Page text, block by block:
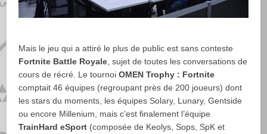
Mais le jeu qui a attiré le plus de public est sans conteste
Fortnite Battle Royale , sujet de toutes les conversations de
cours de récré. Le tournoiOMEN Trophy : Fortnite
comptait 46 équipes (regroupant près de 200 joueurs) dont
les stars du moments, les équipes Solary, Lunary, Gentside
ou encore Millenium, mais c’est finalement l’équipe
TrainHard eSport (composée de Keolys, Sops, SpK et